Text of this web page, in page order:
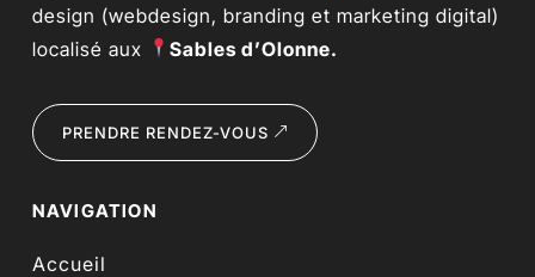
design (webdesign, branding et marketing digital)
localisé aux
Sables d’Olonne.
PRENDRE RENDEZ-VOUS
NAVIGATION
Accueil